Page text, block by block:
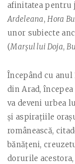
afinitatea pentru
Ardeleana,Hora
unor subiecte
(Marşul lui Doja,
Începând cu anul
din Arad,
va deveni urbea
şi aspiraţiile
românească,
bănăţeni,
dorurile